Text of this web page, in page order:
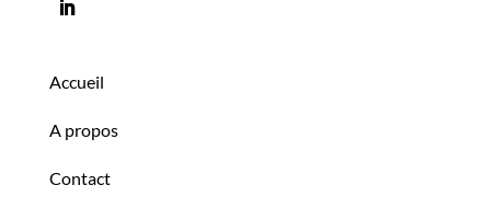
Accueil
A propos
Contact